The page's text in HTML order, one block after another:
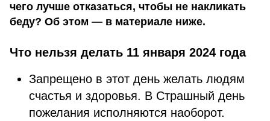
чего лучше отказаться, чтобы не накликать
беду? Об этом — в материале ниже.
Что нельзя делать 11 января 2024 года
Запрещено в этот день желать людям
счастья и здоровья. В Страшный день
пожелания исполняются наоборот.